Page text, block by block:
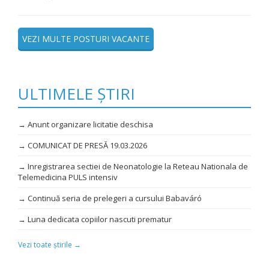
VEZI MULTE POSTURI VACANTE
ULTIMELE ȘTIRI
→ Anunt organizare licitatie deschisa
→ COMUNICAT DE PRESĂ 19.03.2026
→ Inregistrarea sectiei de Neonatologie la Reteau Nationala de
Telemedicina PULS intensiv
→ Continuă seria de prelegeri a cursului Babaváró
→ Luna dedicata copiilor nascuti prematur
Vezi toate știrile →